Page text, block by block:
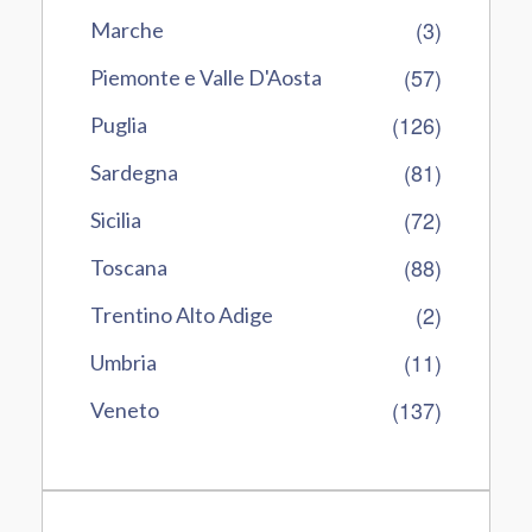
Marche (3)
Piemonte e Valle D'Aosta (57)
Puglia (126)
Sardegna (81)
Sicilia (72)
Toscana (88)
Trentino Alto Adige (2)
Umbria (11)
Veneto (137)